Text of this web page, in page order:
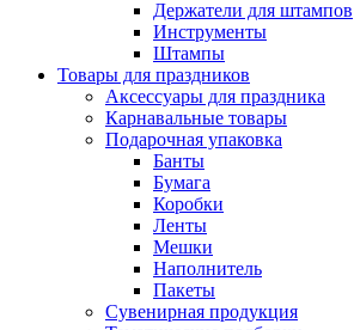
Держатели для штампов
Инструменты
Штампы
Товары для праздников
Аксессуары для праздника
Карнавальные товары
Подарочная упаковка
Банты
Бумага
Коробки
Ленты
Мешки
Наполнитель
Пакеты
Сувенирная продукция